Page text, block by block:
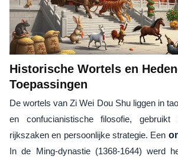
Historische Wortels en
Toepassingen
De wortels van Zi Wei Dou Shu liggen in
en confucianistische filosofie,
rijkszaken en persoonlijke strategie. Een
In de Ming-dynastie (1368-1644) werd